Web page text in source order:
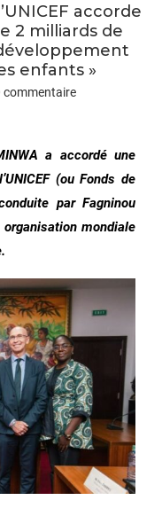
accorde
2 milliards de
enfants »
commentaire
a accordé une
(ou Fonds de
par Fagninou
mondiale